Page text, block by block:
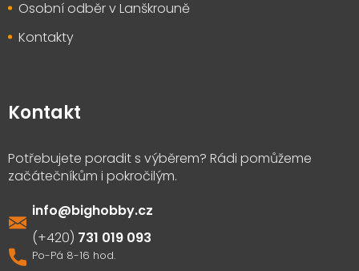
Osobní odběr v Lanškrouně
Kontakty
Kontakt
info@bighobby.cz
731 019 093